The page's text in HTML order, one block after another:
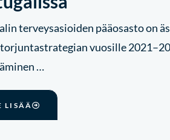
terveysasioiden pääosasto on
vuosille
…
LISÄÄ